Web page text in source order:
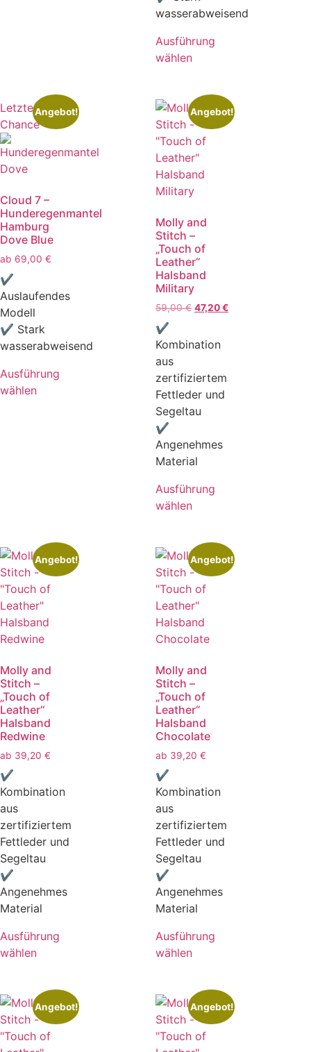
wasserabweisend
Ausführung
wählen
Letzte
Chance
Angebot!
Cloud 7 –
Hunderegenmantel
Hamburg
Dove Blue
ab 69,00 €
✔
Auslaufendes
Modell
✔ Stark
wasserabweisend
Ausführung
wählen
Angebot!
Molly and
Stitch –
„Touch of
Leather“
Halsband
Military
59,00€ 47,20€
✔
Kombination
aus
zertifiziertem
Fettleder und
Segeltau
✔
Angenehmes
Material
Ausführung
wählen
Angebot!
Molly and
Stitch –
„Touch of
Leather“
Halsband
Redwine
ab 39,20 €
✔
Kombination
aus
zertifiziertem
Fettleder und
Segeltau
✔
Angenehmes
Material
Ausführung
wählen
Angebot!
Molly and
Stitch –
„Touch of
Leather“
Halsband
Chocolate
ab 39,20 €
✔
Kombination
aus
zertifiziertem
Fettleder und
Segeltau
✔
Angenehmes
Material
Ausführung
wählen
Angebot! Angebot!